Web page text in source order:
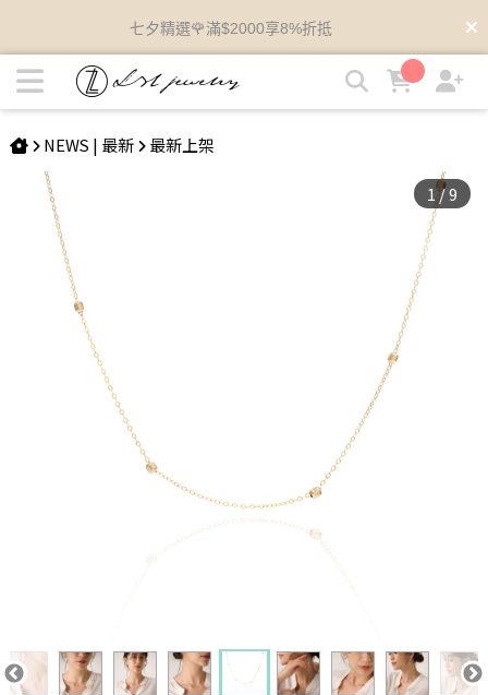
浪漫七夕🌹K金精品單件96折
NEWS | 最新 最新上架
1 /9